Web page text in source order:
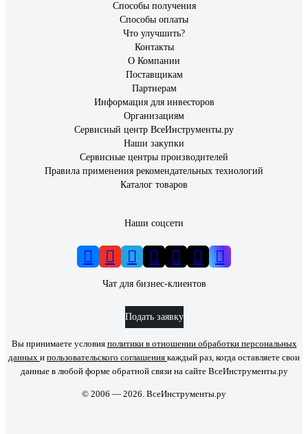
Способы получения
Способы оплаты
Что улучшить?
Контакты
О Компании
Поставщикам
Партнерам
Информация для инвесторов
Организациям
Сервисный центр ВсеИнструменты.ру
Наши закупки
Сервисные центры производителей
Правила применения рекомендательных технологий
Каталог товаров
Наши соцсети
Чат для бизнес-клиентов
Подать заявку
Вы принимаете условия политики в отношении обработки персональных
данных и пользовательского соглашения каждый раз, когда оставляете свои
данные в любой форме обратной связи на сайте ВсеИнструменты.ру
© 2006 — 2026. ВсеИнструменты.ру